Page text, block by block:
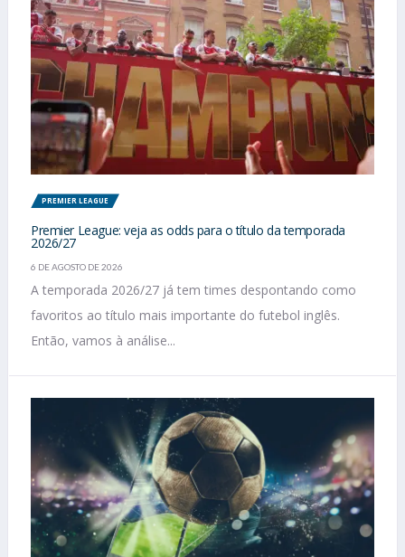
PREMIER LEAGUE
Premier League: veja as odds para o título da temporada
2026/27
6 DE AGOSTO DE 2026
A temporada 2026/27 já tem times despontando como
favoritos ao título mais importante do futebol inglês.
Então, vamos à análise...